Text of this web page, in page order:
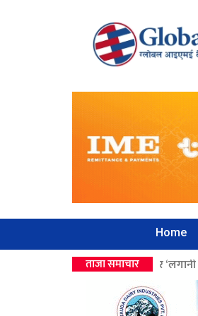
Home
ताजा समाचार
उपहार ‘लगानी बोर्डको सीईओ’ >>